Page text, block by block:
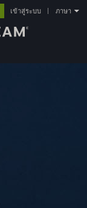
เข้าสู่ระบบ ภาษา